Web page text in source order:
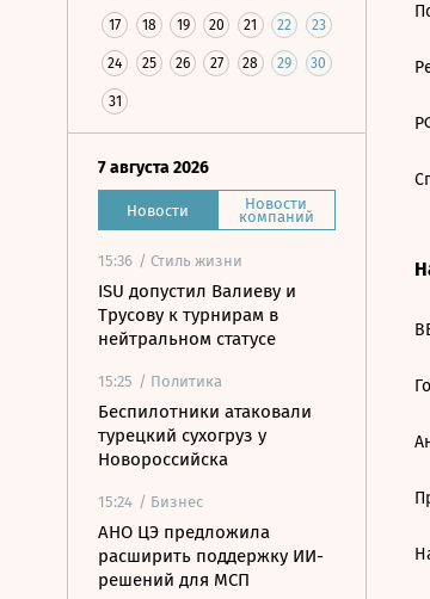
17 18 19 20 21 22 23
24 25 26 27 28 29 30
31
7 августа 2026
Новости Новости
компаний
15:36 / Стиль жизни
ISU допустил Валиеву и
Трусову к турнирам в
нейтральном статусе
15:25 / Политика
Беспилотники атаковали
турецкий сухогруз у
Новороссийска
15:24 / Бизнес
АНО ЦЭ предложила
расширить поддержку ИИ-
решений для МСП